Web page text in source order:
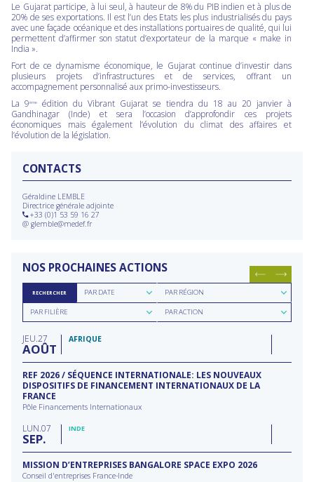
Le Gujarat participe, à lui seul, à hauteur de 8% du PIB indien et à plus de
20% de ses exportations. Il est l’un des Etats les plus industrialisés du pays
avec une façade océanique et des installations portuaires de qualité, qui lui
permettent d’affirmer son statut d’exportateur de la marque « make in
India ».
Fort de ce dynamisme économique, le Gujarat continue d’investir dans
plusieurs projets d’infrastructures et de services, offrant un
accompagnement personnalisé aux primo-investisseurs.
La 9ème
édition du Vibrant Gujarat se tiendra du 18 au 20 janvier à
Gandhinagar (Inde) et sera l’occasion d’approfondir ces projets
économiques mais également l’évolution du climat des affaires et
l’évolution de la législation.
CONTACTS
Géraldine LEMBLE
Directrice générale adjointe
+33 (0)1 53 59 16 27
@ glemble@medef.fr
NOS PROCHAINES ACTIONS
RECHERCHER
Rechercher
parPAR DATE
Rechercher
par
région
PAR RÉGION
Rechercher
parPAR FILIÈRE
Rechercher
parPAR ACTION
JEU 27
AOÛT
AFRIQUE
REF 2026 / SÉQUENCE INTERNATIONALE: LES NOUVEAUX
DISPOSITIFS DE FINANCEMENT INTERNATIONAUX DE LA
FRANCE
Pôle Financements Internationaux
LUN 07
SEP
INDE
MISSION D’ENTREPRISES BANGALORE SPACE EXPO 2026
Conseil d'entreprises France-Inde